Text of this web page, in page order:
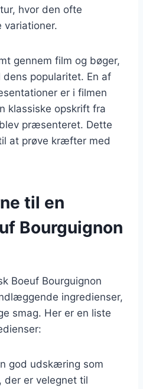
hvor den ofte
variationer.
gennem film og bøger,
popularitet. En af
er i filmen
klassiske opskrift fra
præsenteret. Dette
at prøve kræfter med
til en
Bourguignon
Boeuf Bourguignon
ingredienser,
smag. Her er en liste
god udskæring som
der er velegnet til